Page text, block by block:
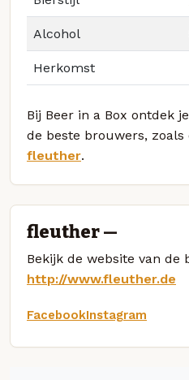
Alcohol
Herkomst
Bij Beer in a Box ontdek
de beste brouwers, zoals
fleuther.
fleuther —
Bekijk de website van de
http://www.fleuther.de
FacebookInstagram